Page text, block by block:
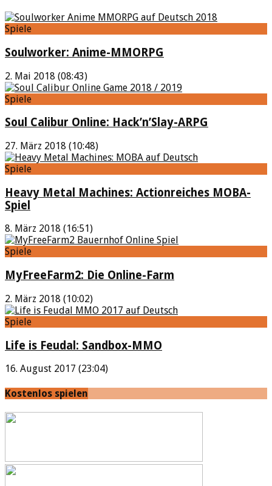
Spiele
Soulworker: Anime-MMORPG
2. Mai 2018 (08:43)
Spiele
Soul Calibur Online: Hack’n’Slay-ARPG
27. März 2018 (10:48)
Spiele
Heavy Metal Machines: Actionreiches MOBA-
Spiel
8. März 2018 (16:51)
Spiele
MyFreeFarm2: Die Online-Farm
2. März 2018 (10:02)
Spiele
Life is Feudal: Sandbox-MMO
16. August 2017 (23:04)
Kostenlos spielen